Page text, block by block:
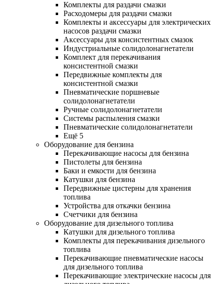
Комплекты для раздачи смазки
Расходомеры для раздачи смазки
Комплекты и аксессуары для электрических
насосов раздачи смазки
Аксессуары для консистентных смазок
Индустриальные солидолонагнетатели
Комплект для перекачивания
консистентной смазки
Передвижные комплекты для
консистентной смазки
Пневматические поршневые
солидолонагнетатели
Ручные солидолонагнетатели
Системы распыления смазки
Пневматические солидолонагнетатели
Ещё 5
Оборудование для бензина
Перекачивающие насосы для бензина
Пистолеты для бензина
Баки и емкости для бензина
Катушки для бензина
Передвижные цистерны для хранения
топлива
Устройства для откачки бензина
Счетчики для бензина
Оборудование для дизельного топлива
Катушки для дизельного топлива
Комплекты для перекачивания дизельного
топлива
Перекачивающие пневматические насосы
для дизельного топлива
Перекачивающие электрические насосы для